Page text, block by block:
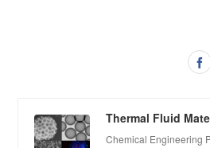
Chemical Engineering